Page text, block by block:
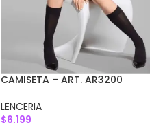
CAMISETA – ART. AR3200
LENCERIA
$6.199